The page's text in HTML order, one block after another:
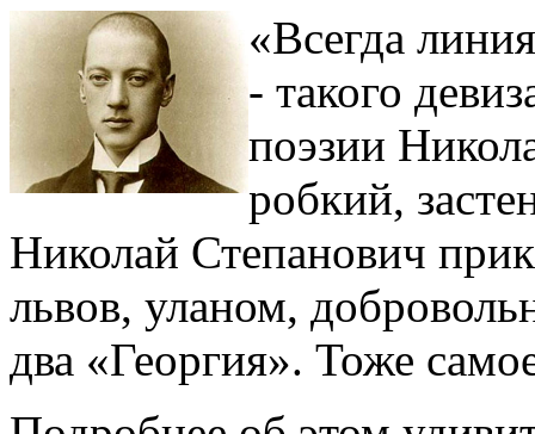
«Всегда
- такого
поэзии
робкий,
Николай Степанович
львов, уланом,
два «Георгия». Тоже